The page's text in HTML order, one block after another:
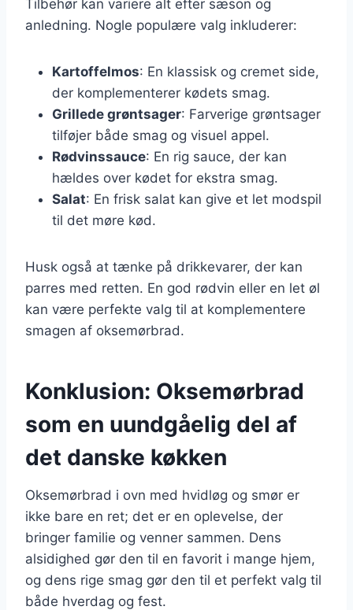
Tilbehør kan variere alt efter sæson og
anledning. Nogle populære valg inkluderer:
Kartoffelmos: En klassisk og cremet side,
der komplementerer kødets smag.
Grillede grøntsager: Farverige grøntsager
tilføjer både smag og visuel appel.
Rødvinssauce: En rig sauce, der kan
hældes over kødet for ekstra smag.
Salat: En frisk salat kan give et let modspil
til det møre kød.
Husk også at tænke på drikkevarer, der kan
parres med retten. En god rødvin eller en let øl
kan være perfekte valg til at komplementere
smagen af oksemørbrad.
Konklusion: Oksemørbrad
som en uundgåelig del af
det danske køkken
Oksemørbrad i ovn med hvidløg og smør er
ikke bare en ret; det er en oplevelse, der
bringer familie og venner sammen. Dens
alsidighed gør den til en favorit i mange hjem,
og dens rige smag gør den til et perfekt valg til
både hverdag og fest.